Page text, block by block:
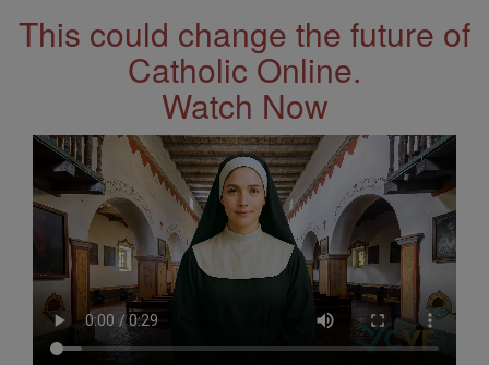
This could change the future of
Catholic Online.
Watch Now